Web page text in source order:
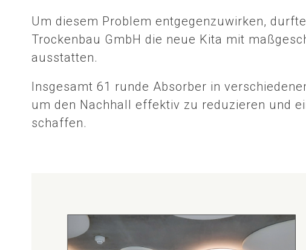
Um diesem Problem entgegenzuwirken,
Trockenbau GmbH die neue Kita mit
ausstatten.
Insgesamt 61 runde Absorber in
um den Nachhall effektiv zu reduzieren und
schaffen.